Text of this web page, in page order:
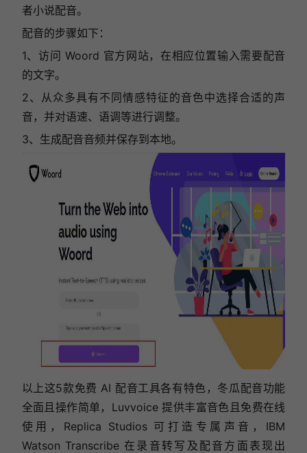
者小说配音。
配音的步骤如下：
1、访问 Woord 官方网站， 在相应位置输入需要配音
的文字。
2、从众多具有不同情感特征的音色中选择合适的声
音，并对语速、语调等进行调整。
3、 生成配音音频并保存到本地。
以上这5款免费 AI 配音工具各有特色，冬瓜配音功能
全面且操作简单，Luvvoice 提供丰富音色且免费在线
使用，Replica Studios 可打造专属声音，IBM
Watson Transcribe 在录音转写及配音方面表现出